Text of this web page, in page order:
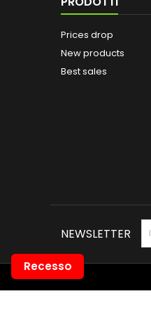
Prices drop
New products
Best sales
NEWSLETTER
Recesso